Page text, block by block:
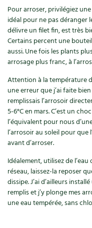
Pour arroser, privilégiez
idéal pour ne pas déranger
délivre un filet fin, est très
Certains percent une
aussi. Une fois les plants
arrosage plus franc, à
Attention à la température
une erreur que j’ai faite
remplissais l’arrosoir
5-6°C en mars. C’est un
l’équivalent pour nous
l’arrosoir au soleil pour
avant d’arroser.
Idéalement, utilisez de
réseau, laissez-la reposer
dissipe. J’ai d’ailleurs
remplis et j’y plonge mes
une eau tempérée, sans